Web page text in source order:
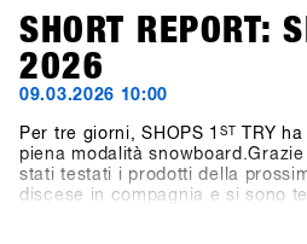
SHORT REPORT:
2026
09.03.2026 10:00
Per tre giorni, SHOPS 1ST
TRY
piena modalità
stati testati i prodotti della
discese in compagnia e si sono